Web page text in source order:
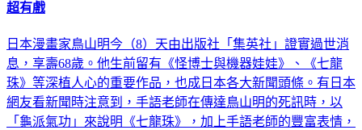
超有戲
日本漫畫家鳥山明今（8）天由出版社「集英社」證實過世消
息，享壽68歲。他生前留有《怪博士與機器娃娃》、《七龍
珠》等深植人心的重要作品，也成日本各大新聞頭條。有日本
網友看新聞時注意到，手語老師在傳達鳥山明的死訊時，以
「龜派氣功」來說明《七龍珠》，加上手語老師的豐富表情，